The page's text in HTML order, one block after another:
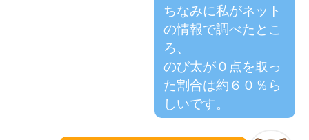
ちなみに私がネット
の情報で調べたとこ
ろ、
のび太が０点を取っ
た割合は約６０％ら
しいです。